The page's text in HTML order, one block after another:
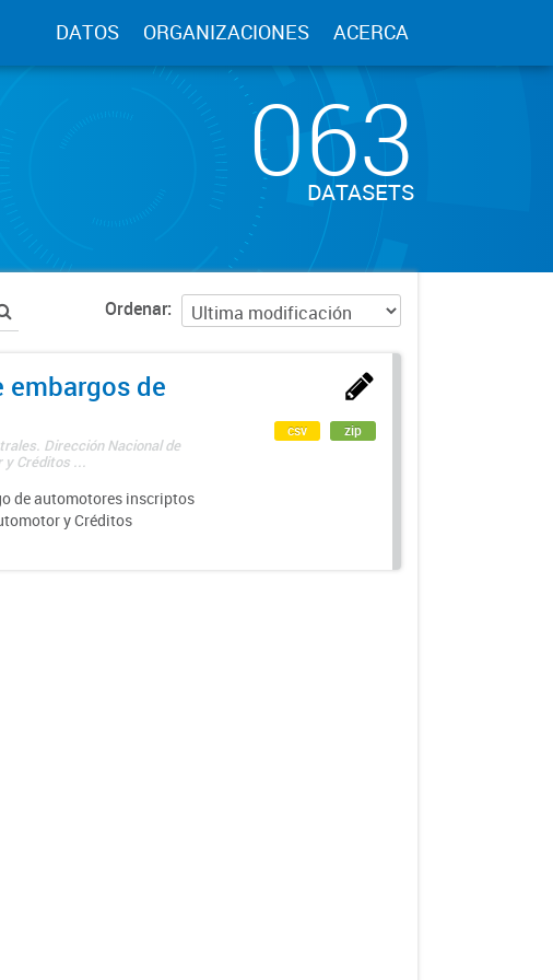
DATOS ORGANIZACIONES ACERCA
063
DATASETS
Ordenar
embargos de
Dirección Nacional de
y Créditos ...
de automotores inscriptos
y Créditos
csv zip